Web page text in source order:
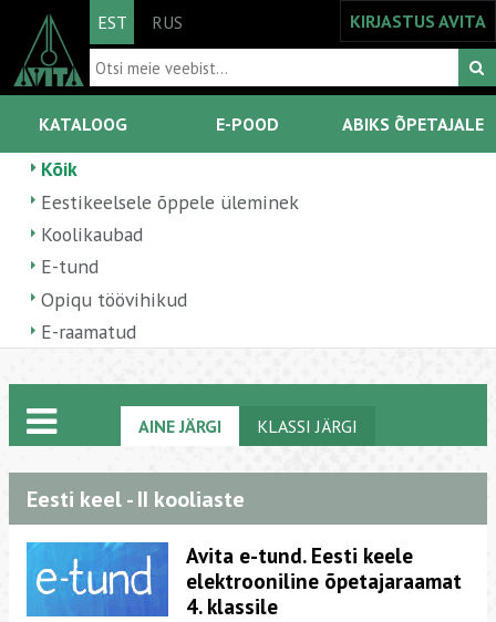
EST RUS KIRJASTUS AVITA
KATALOOG E-POOD ABIKS ÕPETAJALE
Kõik
Eestikeelsele õppele üleminek
Koolikaubad
E-tund
Opiqu töövihikud
E-raamatud
AINE JÄRGI KLASSI JÄRGI
Eesti keel - II kooliaste
Avita e-tund. Eesti keele
elektrooniline õpetajaraamat
4. klassile